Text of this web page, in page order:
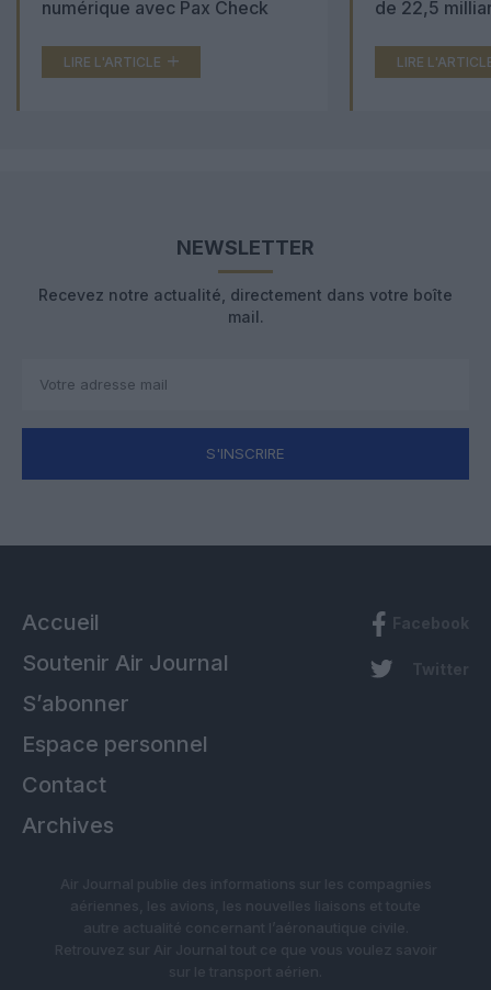
numérique avec Pax Check
LIRE L'ARTICLE
de 22,5
LIRE
NEWSLETTER
Recevez notre actualité, directement dans votre boîte
mail.
S'INSCRIRE
Accueil
Soutenir Air Journal
S’abonner
Espace personnel
Contact
Archives